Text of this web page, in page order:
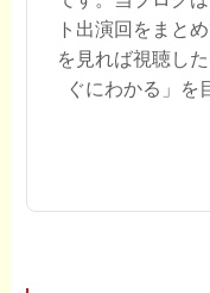
ト出演回をまと
を見れば視聴し
ぐにわかる」を